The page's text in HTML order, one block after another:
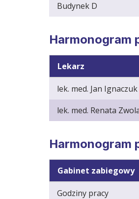
Budynek D
Harmonogram
Lekarz
lek. med. Jan Ignaczuk
lek. med. Renata
Harmonogram
Gabinet zabiegowy
Godziny pracy